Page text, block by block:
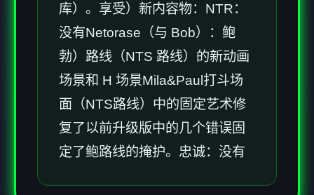
库）。享受）新内容物：NTR：
没有Netorase（与 Bob）：鲍
勃）路线（NTS 路线）的新动画
场景和 H 场景Mila&Paul打斗场
面（NTS路线）中的固定艺术修
复了以前升级版中的几个错误固
定了鲍路线的掩护。忠诚：没有